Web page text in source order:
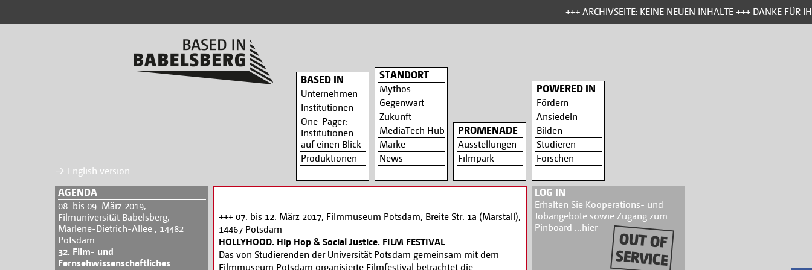
+++ ARCHIVSEITE: KEINE NEUEN INHALTE +++ DANKE FÜR
English version
BASED IN
Unternehmen
Institutionen
One-Pager:
Institutionen
auf einen Blick
Produktionen
STANDORT
Mythos
Gegenwart
Zukunft
MediaTech Hub
Marke
News
PROMENADE
Ausstellungen
Filmpark
POWERED IN
Fördern
Ansiedeln
Bilden
Studieren
Forschen
AGENDA
08. bis 09. März 2019,
Filmuniversität Babelsberg,
Marlene-Dietrich-Allee , 14482
Potsdam
32. Film- und
Fernsehwissenschaftliches
LOG IN
Erhalten Sie Kooperations- und
Jobangebote sowie Zugang zum
Pinboard ...hier
OUT OF
SERVICE
+++ 07. bis 12. März 2017, Filmmuseum Potsdam, Breite Str. 1a (Marstall),
14467 Potsdam
HOLLYHOOD. Hip Hop & Social Justice. FILM FESTIVAL
Das von Studierenden der Universität Potsdam gemeinsam mit dem
Filmmuseum Potsdam organisierte Filmfestival betrachtet die